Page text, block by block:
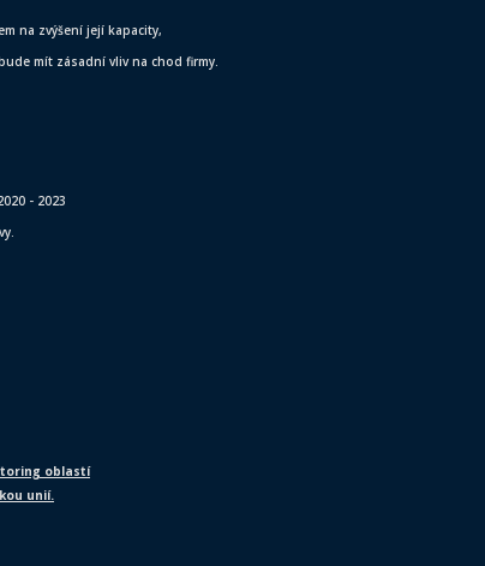
na zvýšení její kapacity,
mít zásadní vliv na chod firmy.
- 2023
oblastí
unií.